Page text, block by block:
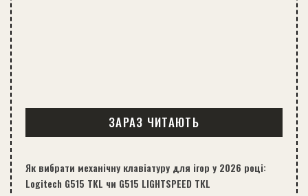
ЗАРАЗ ЧИТАЮТЬ
Як вибрати механічну клавіатуру для ігор у 2026 році:
Logitech G515 TKL чи G515 LIGHTSPEED TKL